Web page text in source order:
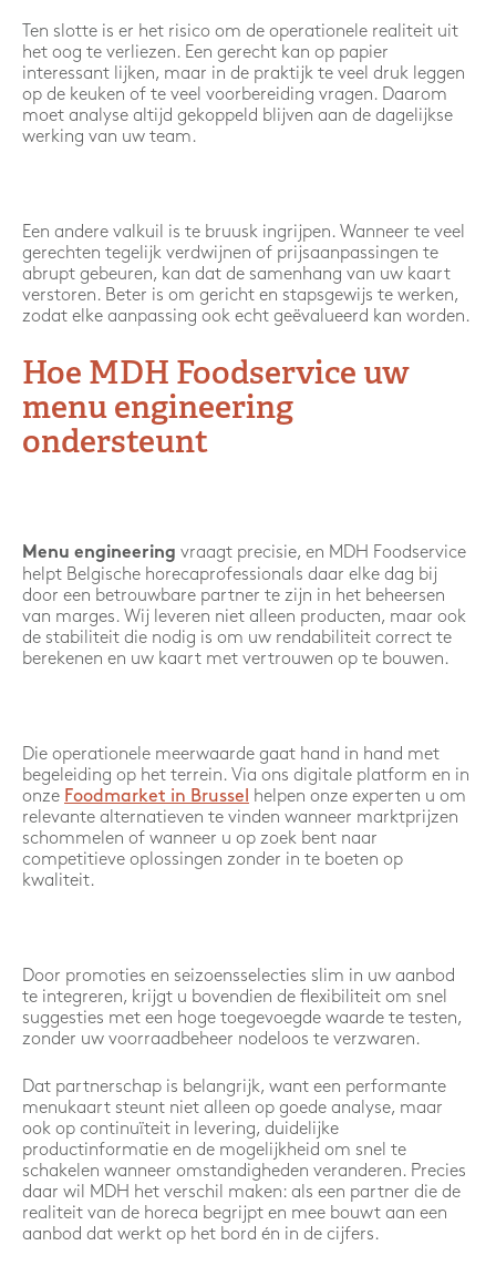
Ten slotte is er het risico om de operationele realiteit uit
het oog te verliezen. Een gerecht kan op papier
interessant lijken, maar in de praktijk te veel druk leggen
op de keuken of te veel voorbereiding vragen. Daarom
moet analyse altijd gekoppeld blijven aan de dagelijkse
werking van uw team.
Een andere valkuil is te bruusk ingrijpen. Wanneer te veel
gerechten tegelijk verdwijnen of prijsaanpassingen te
abrupt gebeuren, kan dat de samenhang van uw kaart
verstoren. Beter is om gericht en stapsgewijs te werken,
zodat elke aanpassing ook echt geëvalueerd kan worden.
Hoe MDH Foodservice uw
menu engineering
ondersteunt
Menu engineering vraagt precisie, en MDH Foodservice
helpt Belgische horecaprofessionals daar elke dag bij
door een betrouwbare partner te zijn in het beheersen
van marges. Wij leveren niet alleen producten, maar ook
de stabiliteit die nodig is om uw rendabiliteit correct te
berekenen en uw kaart met vertrouwen op te bouwen.
Die operationele meerwaarde gaat hand in hand met
begeleiding op het terrein. Via ons digitale platform en in
onze Foodmarket in Brussel
helpen onze experten u om
relevante alternatieven te vinden wanneer marktprijzen
schommelen of wanneer u op zoek bent naar
competitieve oplossingen zonder in te boeten op
kwaliteit.
Door promoties en seizoensselecties slim in uw aanbod
te integreren, krijgt u bovendien de flexibiliteit om snel
suggesties met een hoge toegevoegde waarde te testen,
zonder uw voorraadbeheer nodeloos te verzwaren.
Dat partnerschap is belangrijk, want een performante
menukaart steunt niet alleen op goede analyse, maar
ook op continuïteit in levering, duidelijke
productinformatie en de mogelijkheid om snel te
schakelen wanneer omstandigheden veranderen. Precies
daar wil MDH het verschil maken: als een partner die de
realiteit van de horeca begrijpt en mee bouwt aan een
aanbod dat werkt op het bord én in de cijfers.